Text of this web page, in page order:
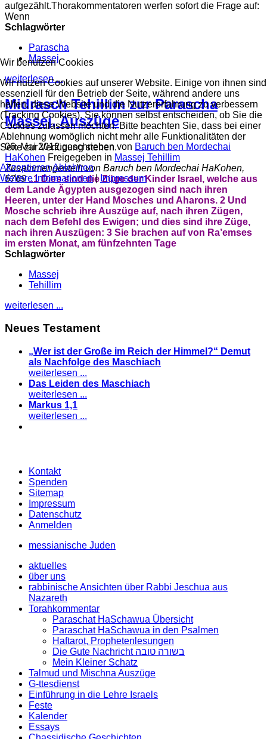
aufgezählt.Thorakommentatoren werfen sofort die Frage auf:
Wenn
Schlagwörter
Parascha
Massej
weiterlesen ...
Midrasch Tehillim zur Parascha
Massej, Auszüge
06. Mai 2012geschrieben von Baruch ben Mordechai
HaKohen Freigegeben in Massej Tehillim
Zusammengestellt von Baruch ben Mordechai HaKohen,
5769 „1 Dies sind die Züge der Kinder Israel, welche aus
dem Lande Ägypten ausgezogen sind nach ihren
Heeren, unter der Hand Mosches und Aharons. 2 Und
Mosche schrieb ihre Auszüge auf, nach ihren Zügen,
nach dem Befehl des Ewigen; und dies sind ihre Züge,
nach ihren Auszügen: 3 Sie brachen auf von Ra’emses
im ersten Monat, am fünfzehnten Tage
Schlagwörter
Massej
Tehillim
weiterlesen ...
Neues Testament
„Wer ist der Große im Reich der Himmel?“ Demut
als Nachfolge des Maschiach
weiterlesen ...
Das Leiden des Maschiach
weiterlesen ...
Markus 1,1
weiterlesen ...
Kontakt
Spenden
Sitemap
Impressum
Datenschutz
Anmelden
messianische Juden
aktuelles
über uns
rabbinische Ansichten über Rabbi Jeschua aus
Nazareth
Torahkommentar
Paraschat HaSchawua Übersicht
Paraschat HaSchawua in den Psalmen
Haftarot, Prophetenlesungen
Die Gute Nachricht בשורה טובה
Mein Kleiner Schatz
Talmud und Mischna Auszüge
G-ttesdienst
Einführung in die Lehre Israels
Feste
Kalender
Essays
Wir benutzen Cookies
Wir nutzen Cookies auf unserer Website. Einige von ihnen sind
essenziell für den Betrieb der Seite, während andere uns
helfen, diese Website und die Nutzererfahrung zu verbessern
(Tracking Cookies). Sie können selbst entscheiden, ob Sie die
Cookies zulassen möchten. Bitte beachten Sie, dass bei einer
Ablehnung womöglich nicht mehr alle Funktionalitäten der
Seite zur Verfügung stehen.
AkzeptierenAblehnen
Weitere Informationen| Impressum